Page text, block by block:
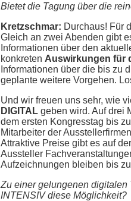
Bietet die Tagung über die
Kretzschmar: Durchaus! Für
Gleich an zwei Abenden gibt
Informationen über den
konkreten Auswirkungen für
Informationen über die bis zu
geplante weitere Vorgehen.
Und wir freuen uns sehr, wie
DIGITAL geben wird. Auf drei
dem ersten Kongresstag bis
Mitarbeiter der
Attraktive Preise gibt es auf der
Aussteller
Aufzeichnungen bleiben bis
Zu einer gelungenen digitalen
INTENSIV diese Möglichkeit?